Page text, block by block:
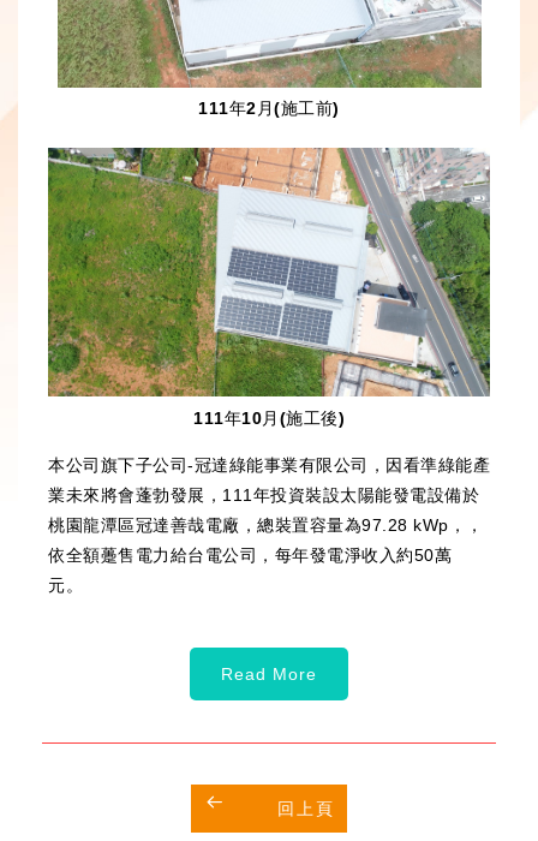
111年2月(施工前)
111年10月(施工後)
本公司旗下子公司-冠達綠能事業有限公司，因看準綠能產
業未來將會蓬勃發展，111年投資裝設太陽能發電設備於
桃園龍潭區冠達善哉電廠，總裝置容量為97.28 kWp，，
依全額躉售電力給台電公司，每年發電淨收入約50萬
元。
Read More
回上頁